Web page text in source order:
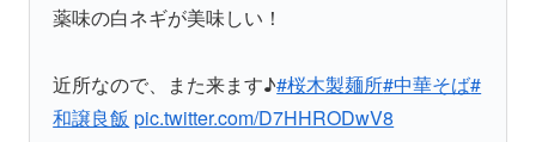
薬味の白ネギが美味しい！
近所なので、また来ます♪#桜木製麺所#中華そば#
和譲良飯 pic.twitter.com/D7HHRODwV8